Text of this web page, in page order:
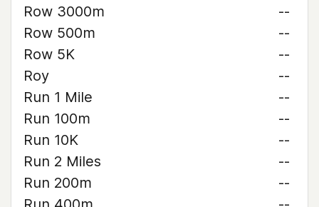
Row 3000m
--
Row 500m
--
Row 5K
--
Roy
--
Run 1 Mile
--
Run 100m
--
Run 10K
--
Run 2 Miles
--
Run 200m
--